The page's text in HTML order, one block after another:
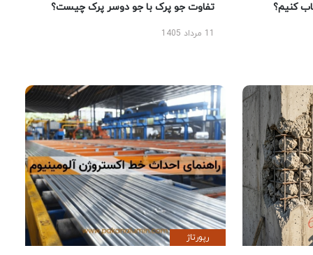
کنیم؟ تفاوت جو پرک با جو دوسر پرک چیست؟
رپورتاژ